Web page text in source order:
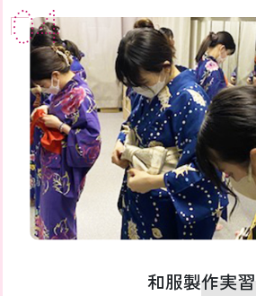
和服製作実習
04